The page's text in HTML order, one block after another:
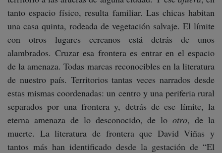
tanto espacio físico, resulta familiar. Las chicas habitan
una casa quinta, rodeada de vegetación salvaje. El límite
con otros lugares cercanos está detrás de unos
alambrados. Cruzar esa frontera es entrar en el espacio
de la amenaza. Todas marcas reconocibles en la literatura
de nuestro país. Territorios tantas veces narrados desde
estas mismas coordenadas: un centro y una periferia rural
separados por una frontera y, detrás de ese límite, la
eterna amenaza de lo desconocido, de lootro, de la
muerte. La literatura de frontera que David Viñas y
tantos más han identificado desde la gestación de “El